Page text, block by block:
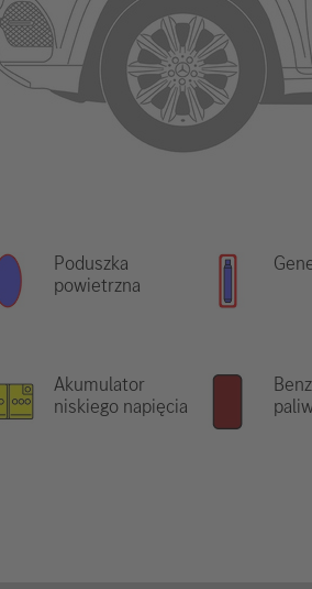
Poduszka
powietrzna
Akumulator
niskiego napięcia